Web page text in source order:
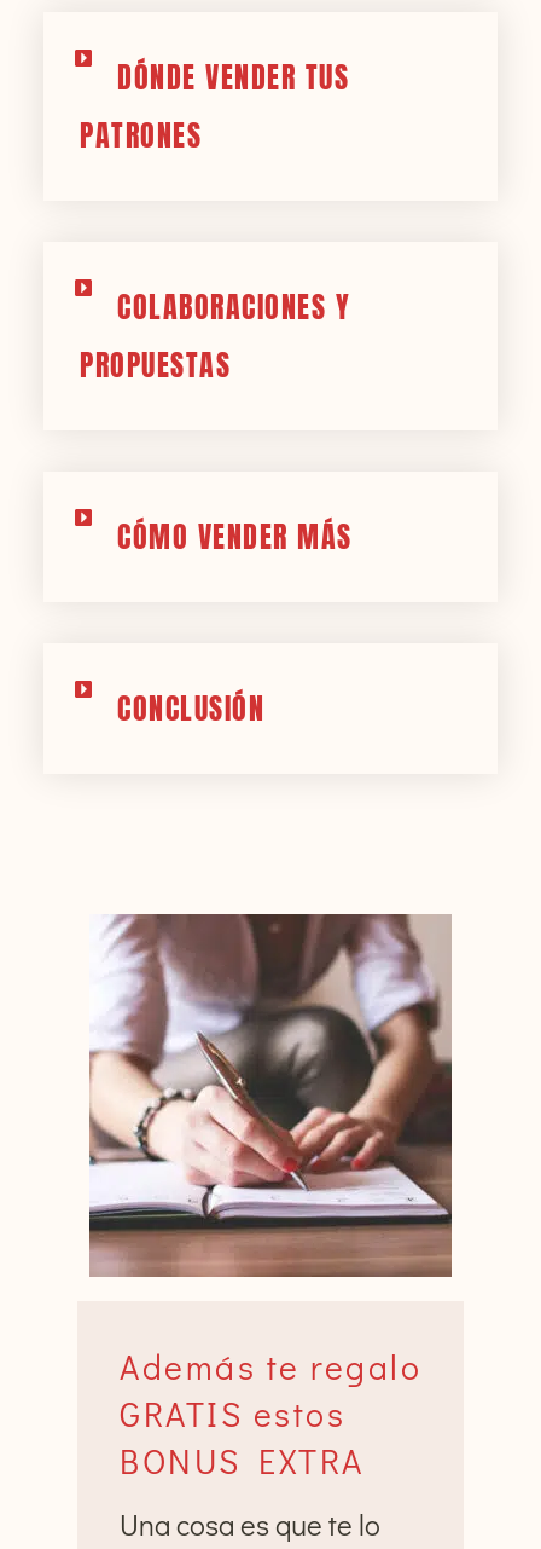
DÓNDE VENDER TUS
PATRONES
COLABORACIONES Y
PROPUESTAS
CÓMO VENDER MÁS
CONCLUSIÓN
Además te regalo
GRATIS estos
BONUS EXTRA
Una cosa es que te lo